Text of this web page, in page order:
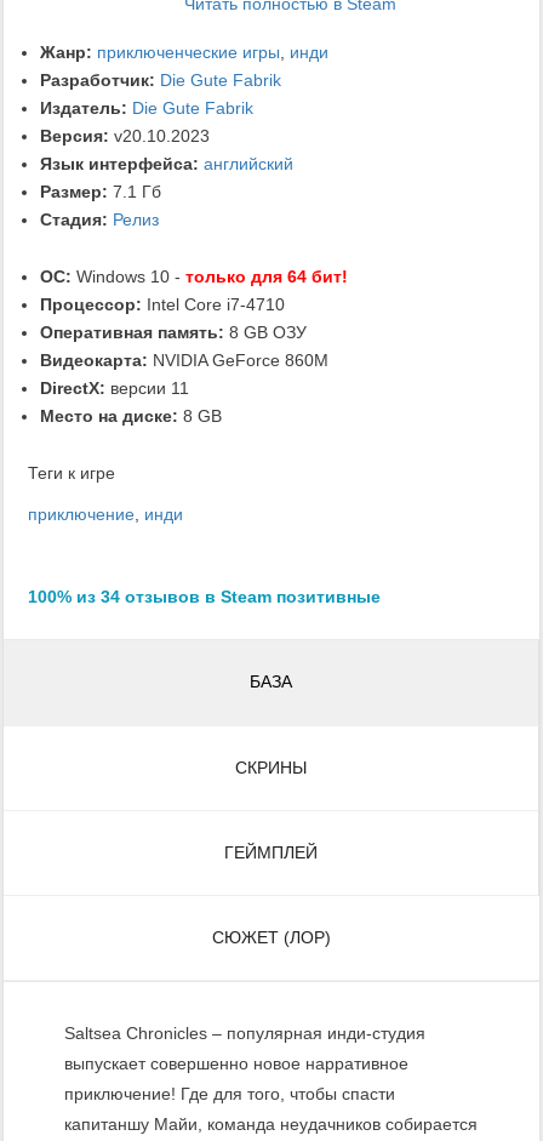
Читать полностью в Steam
Жанр: приключенческие игры, инди
Разработчик: Die Gute Fabrik
Издатель: Die Gute Fabrik
Версия: v20.10.2023
Язык интерфейса: английский
Размер: 7.1 Гб
Стадия: Релиз
ОС: Windows 10 - только для 64 бит!
Процессор: Intel Core i7-4710
Оперативная память: 8 GB ОЗУ
Видеокарта: NVIDIA GeForce 860M
DirectX: версии 11
Место на диске: 8 GB
Теги к игре
приключение, инди
100% из 34 отзывов в Steam позитивные
БАЗА
СКРИНЫ
ГЕЙМПЛЕЙ
СЮЖЕТ (ЛОР)
Saltsea Chronicles – популярная инди-студия
выпускает совершенно новое нарративное
приключение! Где для того, чтобы спасти
капитаншу Майи, команда неудачников собирается